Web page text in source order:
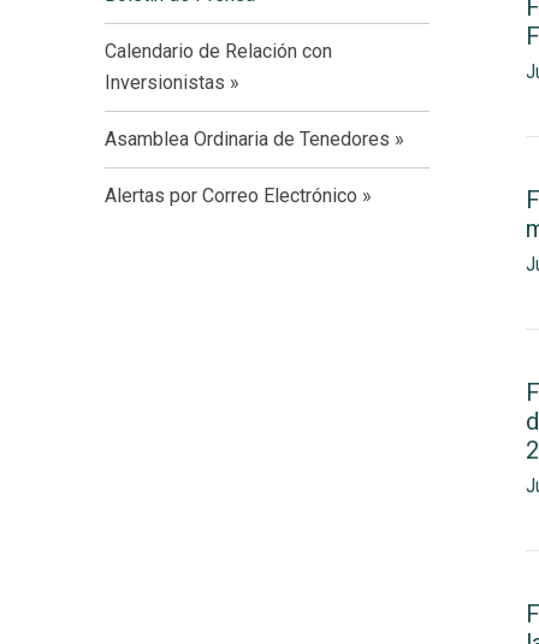
Calendario de Relación con
Inversionistas
Asamblea Ordinaria de Tenedores
Alertas por Correo Electrónico